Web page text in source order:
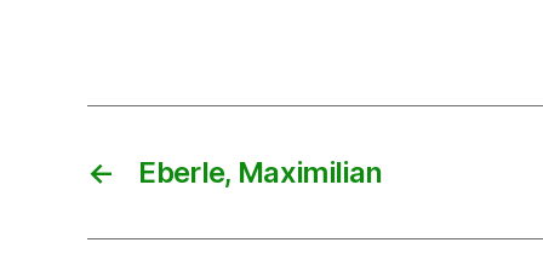
← Eberle, Maximilian